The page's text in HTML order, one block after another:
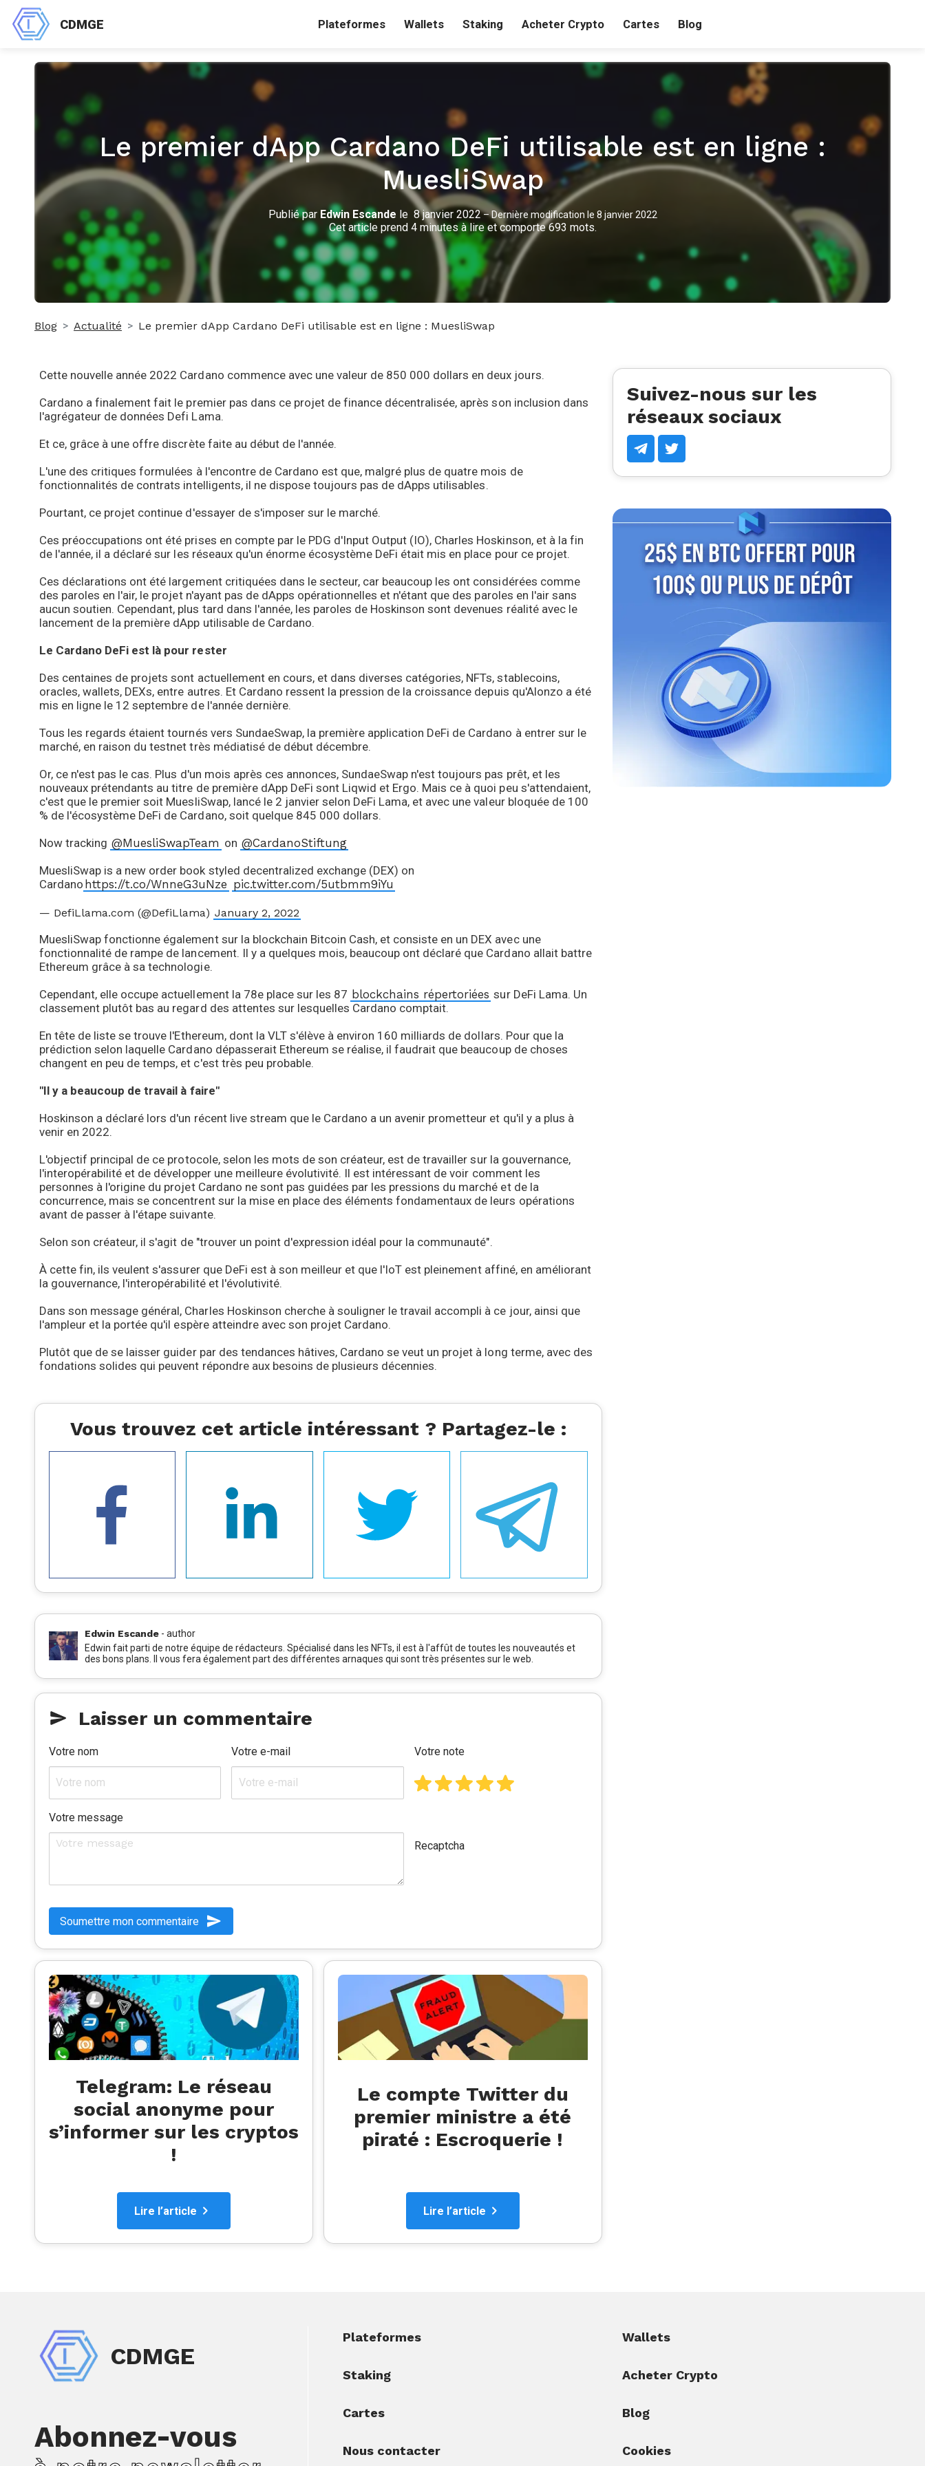
CDMGE Plateformes Wallets Staking Acheter Crypto Cartes Blog
Le premier dApp Cardano DeFi utilisable est en ligne :
MuesliSwap
Publié par Edwin Escande le 8 janvier 2022–Dernière modification le 8 janvier 2022
Cet article prend 4 minutes à lire et comporte 693 mots.
Blog Actualité Le premier dApp Cardano DeFi utilisable est en ligne : MuesliSwap
Cette nouvelle année 2022 Cardano commence avec une valeur de 850 000 dollars en deux jours.
Cardano a finalement fait le premier pas dans ce projet de finance décentralisée, après son inclusion dans
l'agrégateur de données Defi Lama.
Et ce, grâce à une offre discrète faite au début de l'année.
L'une des critiques formulées à l'encontre de Cardano est que, malgré plus de quatre mois de
fonctionnalités de contrats intelligents, il ne dispose toujours pas de dApps utilisables.
Pourtant, ce projet continue d'essayer de s'imposer sur le marché.
Ces préoccupations ont été prises en compte par le PDG d'Input Output (IO), Charles Hoskinson, et à la fin
de l'année, il a déclaré sur les réseaux qu'un énorme écosystème DeFi était mis en place pour ce projet.
Ces déclarations ont été largement critiquées dans le secteur, car beaucoup les ont considérées comme
des paroles en l'air, le projet n'ayant pas de dApps opérationnelles et n'étant que des paroles en l'air sans
aucun soutien. Cependant, plus tard dans l'année, les paroles de Hoskinson sont devenues réalité avec le
lancement de la première dApp utilisable de Cardano.
Le Cardano DeFi est là pour rester
Des centaines de projets sont actuellement en cours, et dans diverses catégories, NFTs, stablecoins,
oracles, wallets, DEXs, entre autres. Et Cardano ressent la pression de la croissance depuis qu'Alonzo a été
mis en ligne le 12 septembre de l'année dernière.
Tous les regards étaient tournés vers SundaeSwap, la première application DeFi de Cardano à entrer sur le
marché, en raison du testnet très médiatisé de début décembre.
Or, ce n'est pas le cas. Plus d'un mois après ces annonces, SundaeSwap n'est toujours pas prêt, et les
nouveaux prétendants au titre de première dApp DeFi sont Liqwid et Ergo. Mais ce à quoi peu s'attendaient,
c'est que le premier soit MuesliSwap, lancé le 2 janvier selon DeFi Lama, et avec une valeur bloquée de 100
% de l'écosystème DeFi de Cardano, soit quelque 845 000 dollars.
Now tracking @MuesliSwapTeam on @CardanoStiftung
MuesliSwap is a new order book styled decentralized exchange (DEX) on
Cardano https://t.co/WnneG3uNze pic.twitter.com/5utbmm9iYu
— DefiLlama.com (@DefiLlama) January 2, 2022
MuesliSwap fonctionne également sur la blockchain Bitcoin Cash, et consiste en un DEX avec une
fonctionnalité de rampe de lancement. Il y a quelques mois, beaucoup ont déclaré que Cardano allait battre
Ethereum grâce à sa technologie.
Cependant, elle occupe actuellement la 78e place sur les 87 blockchains répertoriées sur DeFi Lama. Un
classement plutôt bas au regard des attentes sur lesquelles Cardano comptait.
En tête de liste se trouve l'Ethereum, dont la VLT s'élève à environ 160 milliards de dollars. Pour que la
prédiction selon laquelle Cardano dépasserait Ethereum se réalise, il faudrait que beaucoup de choses
changent en peu de temps, et c'est très peu probable.
"Il y a beaucoup de travail à faire"
Hoskinson a déclaré lors d'un récent live stream que le Cardano a un avenir prometteur et qu'il y a plus à
venir en 2022.
L'objectif principal de ce protocole, selon les mots de son créateur, est de travailler sur la gouvernance,
l'interopérabilité et de développer une meilleure évolutivité. Il est intéressant de voir comment les
personnes à l'origine du projet Cardano ne sont pas guidées par les pressions du marché et de la
concurrence, mais se concentrent sur la mise en place des éléments fondamentaux de leurs opérations
avant de passer à l'étape suivante.
Selon son créateur, il s'agit de "trouver un point d'expression idéal pour la communauté".
À cette fin, ils veulent s'assurer que DeFi est à son meilleur et que l'IoT est pleinement affiné, en améliorant
la gouvernance, l'interopérabilité et l'évolutivité.
Dans son message général, Charles Hoskinson cherche à souligner le travail accompli à ce jour, ainsi que
l'ampleur et la portée qu'il espère atteindre avec son projet Cardano.
Plutôt que de se laisser guider par des tendances hâtives, Cardano se veut un projet à long terme, avec des
fondations solides qui peuvent répondre aux besoins de plusieurs décennies.
Vous trouvez cet article intéressant ? Partagez-le :
Edwin Escande -author
Edwin fait parti de notre équipe de rédacteurs. Spécialisé dans les NFTs, il est à l'affût de toutes les nouveautés et
des bons plans. Il vous fera également part des différentes arnaques qui sont très présentes sur le web.
Laisser un commentaire
Votre nom Votre e-mail Votre note
Votre message
Recaptcha
Soumettre mon commentaire
Telegram: Le réseau
social anonyme pour
s’informer sur les cryptos
!
Lire l’article
Le compte Twitter du
premier ministre a été
piraté : Escroquerie !
Lire l’article
Suivez-nous sur les
réseaux sociaux
CDMGE
Abonnez-vous
Plateformes Wallets
Staking Acheter Crypto
Cartes Blog
Nous contacter Cookies